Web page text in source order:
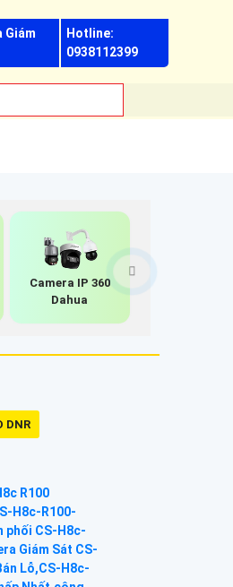
Giám
Hotline:
0938112399
Camera IP 360
Dahua
DNR